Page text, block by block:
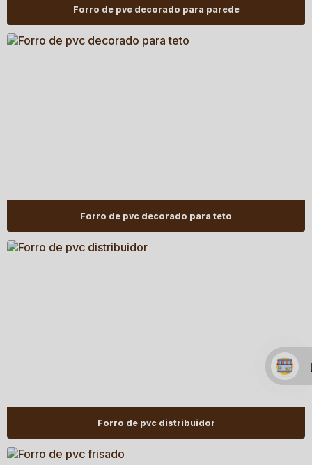
Forro de pvc decorado para parede
Forro de pvc decorado para teto
Forro de pvc distribuidor